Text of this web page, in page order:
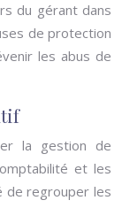
du gérant dans
de protection
les abus de
la gestion de
et les
de regrouper les